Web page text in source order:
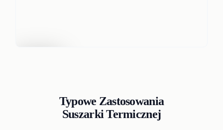
Typowe Zastosowania
Suszarki Termicznej